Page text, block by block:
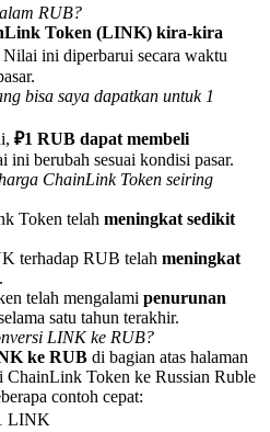
imbalan tunai
Share 25000 USDT prize pool!
RUB?
Token (LINK) kira-kira
Nilai ini diperbarui secara waktu
bisa saya dapatkan untuk 1
₽1 RUB dapat membeli
ini berubah sesuai kondisi pasar.
ChainLink Token seiring
Token telah meningkat sedikit
terhadap RUB telah meningkat
telah mengalami penurunan
satu tahun terakhir.
LINK ke RUB?
ke RUB di bagian atas halaman
ChainLink Token ke Russian Ruble
contoh cepat:
LINK